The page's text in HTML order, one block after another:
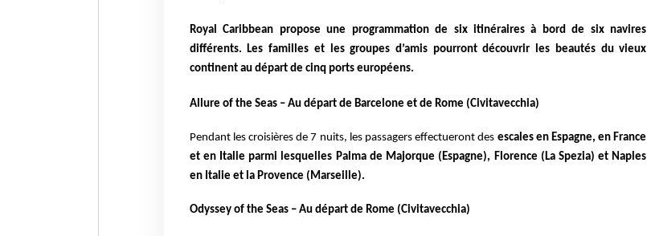
Royal Caribbean propose une programmation de six itinéraires à bord de six navires
différents. Les familles et les groupes d’amis pourront découvrir les beautés du vieux
continent au départ de cinq ports européens.
Allure of the Seas – Au départ de Barcelone et de Rome (Civitavecchia)
Pendant les croisières de 7 nuits, les passagers effectueront des escales en Espagne, en France
et en Italie parmi lesquelles Palma de Majorque (Espagne), Florence (La Spezia) et Naples
en Italie et la Provence (Marseille).
Odyssey of the Seas – Au départ de Rome (Civitavecchia)